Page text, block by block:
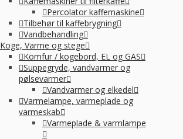
Percolator kaffemaskine
Tilbehør til kaffebrygning
Vandbehandling
Koge, Varme og stege
Komfur / kogebord, EL og GAS
Suppegryde, vandvarmer og
pølsevarmer
Vandvarmer og elkedel
Varmelampe, varmeplade og
varmeskab
Varmeplade & varmlampe